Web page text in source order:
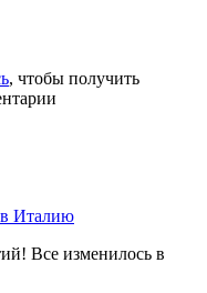
, чтобы получить
в Италию
Все изменилось в